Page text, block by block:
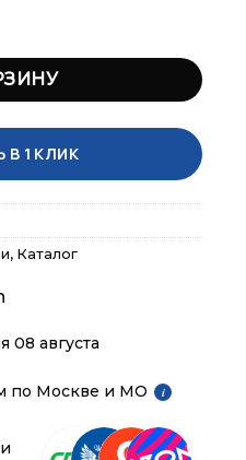
В 1 КЛИК
, Каталог
08 августа
по Москве и МО
i
×
×
×